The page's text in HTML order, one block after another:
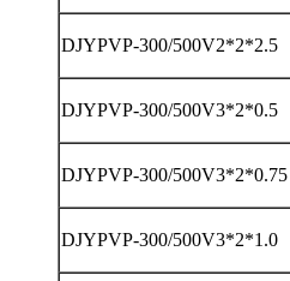
DJYPVP-300/500V2*2*2.5
DJYPVP-300/500V3*2*0.5
DJYPVP-300/500V3*2*0.75
DJYPVP-300/500V3*2*1.0